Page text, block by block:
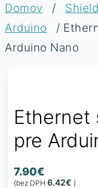
Domov /
Arduino
/
Arduino Nano
Ethernet
pre
7.90€
(bez DPH 6.42€ )